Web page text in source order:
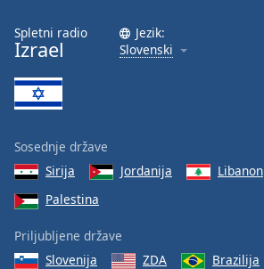
Spletni radio
Izrael
Jezik:
Slovenski
Sosednje države
Sirija
Jordanija Libanon
Palestina
Priljubljene države
Slovenija
ZDA Brazilija